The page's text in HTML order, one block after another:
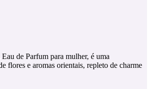
de Parfum para mulher, é uma
flores e aromas orientais, repleto de charme